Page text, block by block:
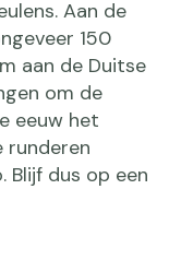
Aan de
150
aan de Duitse
om de
eeuw het
runderen
Blijf dus op een